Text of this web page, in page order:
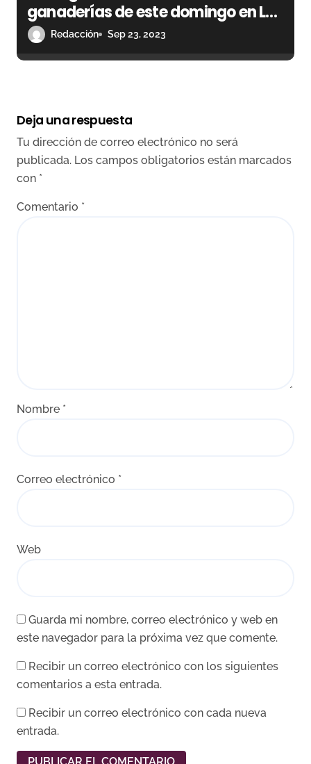
ganaderías de este domingo en Las
Ventas
Redacción Sep 23, 2023
Deja una respuesta
Tu dirección de correo electrónico no será
publicada. Los campos obligatorios están marcados
con *
Comentario *
Nombre *
Correo electrónico *
Web
Guarda mi nombre, correo electrónico y web en
este navegador para la próxima vez que comente.
Recibir un correo electrónico con los siguientes
comentarios a esta entrada.
Recibir un correo electrónico con cada nueva
entrada.